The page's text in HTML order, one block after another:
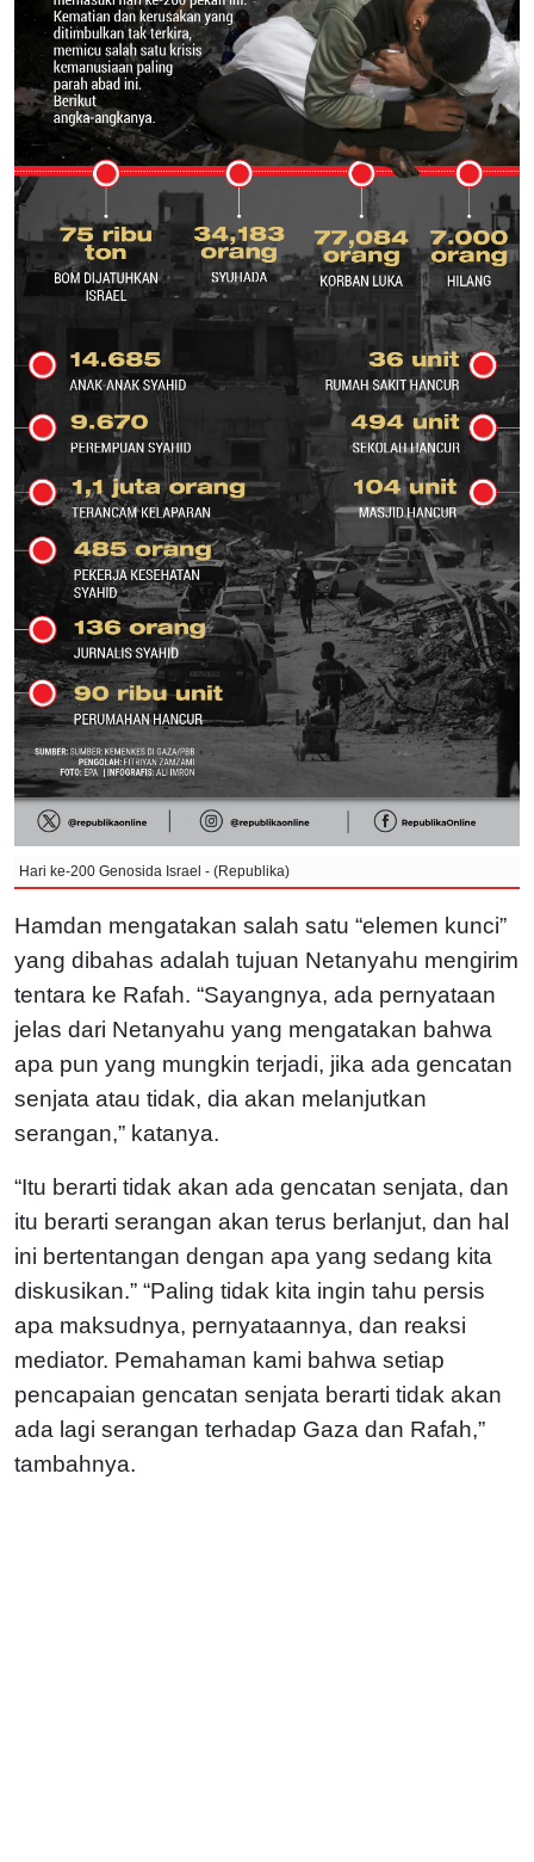
Hari ke-200 Genosida Israel - (Republika)
Hamdan mengatakan salah satu “elemen kunci”
yang dibahas adalah tujuan Netanyahu mengirim
tentara ke Rafah. “Sayangnya, ada pernyataan
jelas dari Netanyahu yang mengatakan bahwa
apa pun yang mungkin terjadi, jika ada gencatan
senjata atau tidak, dia akan melanjutkan
serangan,” katanya.
“Itu berarti tidak akan ada gencatan senjata, dan
itu berarti serangan akan terus berlanjut, dan hal
ini bertentangan dengan apa yang sedang kita
diskusikan.” “Paling tidak kita ingin tahu persis
apa maksudnya, pernyataannya, dan reaksi
mediator. Pemahaman kami bahwa setiap
pencapaian gencatan senjata berarti tidak akan
ada lagi serangan terhadap Gaza dan Rafah,”
tambahnya.